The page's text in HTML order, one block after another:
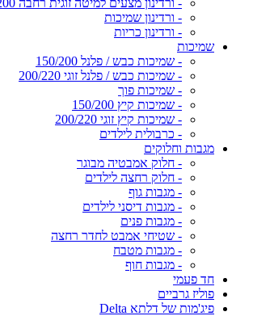
- ורדינון מצעים למיטה זוגית רחבה 180/200
- ורדינון שמיכות
- ורדינון כריות
שמיכות
- שמיכות כבש / פלנל 150/200
- שמיכות כבש / פלנל זוגי 200/220
- שמיכות פוך
- שמיכות קיץ 150/200
- שמיכות קיץ זוגי 200/220
- כרבולית לילדים
מגבות וחלוקים
- חלוק אמבטיה מבוגר
- חלוק רחצה לילדים
- מגבות גוף
- מגבות דיסני לילדים
- מגבות פנים
- שטיחי אמבט לחדר רחצה
- מגבות מטבח
- מגבות חוף
חד פעמי
פוליז גרביים
פיג'מות של דלתא Delta